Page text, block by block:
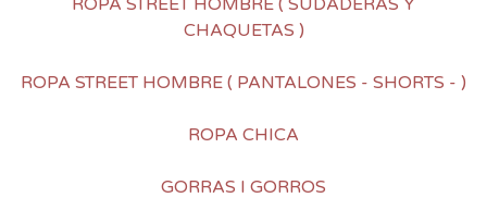
ROPA STREET HOMBRE ( SUDADERAS Y
CHAQUETAS )
ROPA STREET HOMBRE ( PANTALONES - SHORTS - )
ROPA CHICA
GORRAS I GORROS